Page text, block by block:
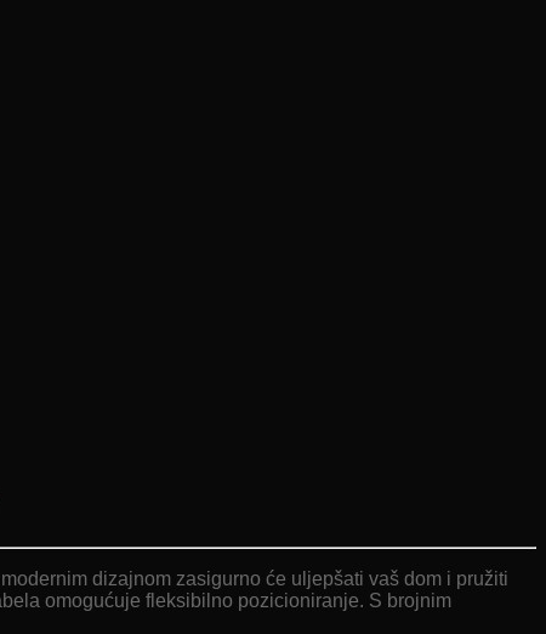
dizajnom zasigurno će uljepšati vaš dom i pružiti
omogućuje fleksibilno pozicioniranje. S brojnim